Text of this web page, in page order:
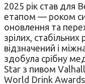
2025 рік став для
етапом — роком
оновлення та
зрілих,
відзначений і
здобула срібну
Star з пивом
World Drink